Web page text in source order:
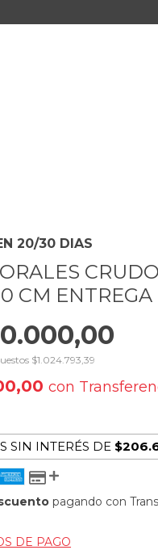
20/30 DIAS
CM
$1.024.793,39
con
SIN INTERÉS DE
pagando con
DE PAGO